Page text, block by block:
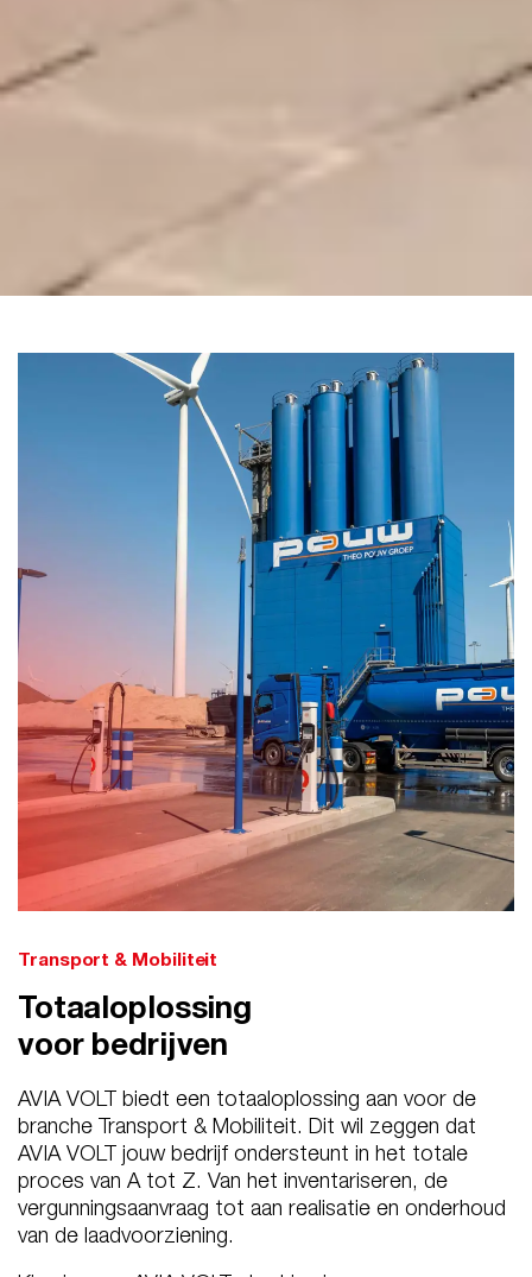
Transport & Mobiliteit
Totaaloplossing
voor bedrijven
AVIA VOLT biedt een totaaloplossing aan voor de
branche Transport & Mobiliteit. Dit wil zeggen dat
AVIA VOLT jouw bedrijf ondersteunt in het totale
proces van A tot Z. Van het inventariseren, de
vergunningsaanvraag tot aan realisatie en onderhoud
van de laadvoorziening.